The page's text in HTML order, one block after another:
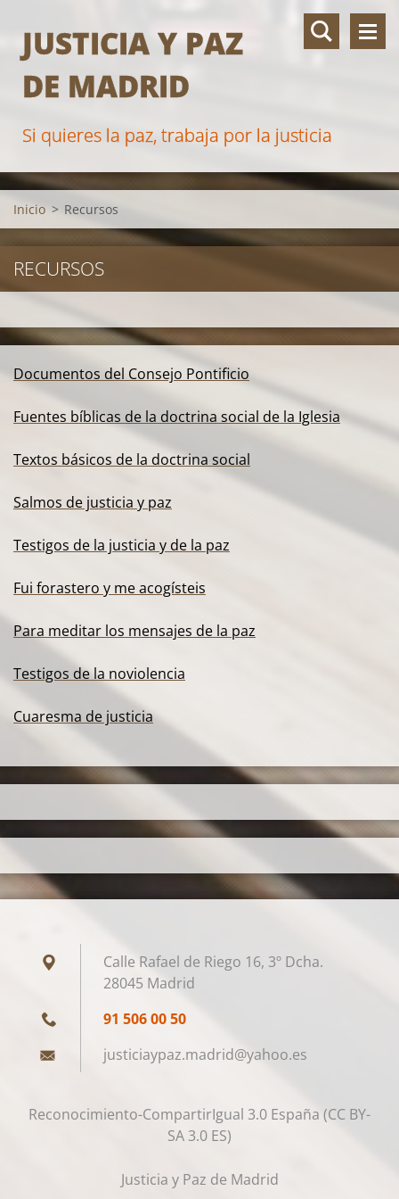
JUSTICIA Y PAZ
DE MADRID
Si quieres la paz, trabaja por la justicia
Inicio > Recursos
RECURSOS
Documentos del Consejo Pontificio
Fuentes bíblicas de la doctrina social de la Iglesia
Textos básicos de la doctrina social
Salmos de justicia y paz
Testigos de la justicia y de la paz
Fui forastero y me acogísteis
Para meditar los mensajes de la paz
Testigos de la noviolencia
Cuaresma de justicia
Calle Rafael de Riego 16, 3º Dcha.
28045 Madrid
91 506 00 50
justiciaypaz.madrid@yahoo.es
Reconocimiento-CompartirIgual 3.0 España (CC BY-
SA 3.0 ES)
Justicia y Paz de Madrid